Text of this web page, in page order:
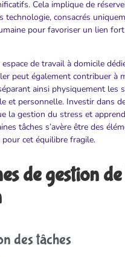
Cela implique de
technologie, consacrés
pour favoriser un lien
espace de travail à domicile
peut également contribuer à
ainsi physiquement les
et personnelle. Investir dans
la gestion du stress et
tâches s’avère être des
pour cet équilibre fragile.
de gestion
des tâches